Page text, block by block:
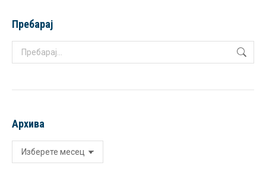
Пребарај
Search:
Архива
Архива